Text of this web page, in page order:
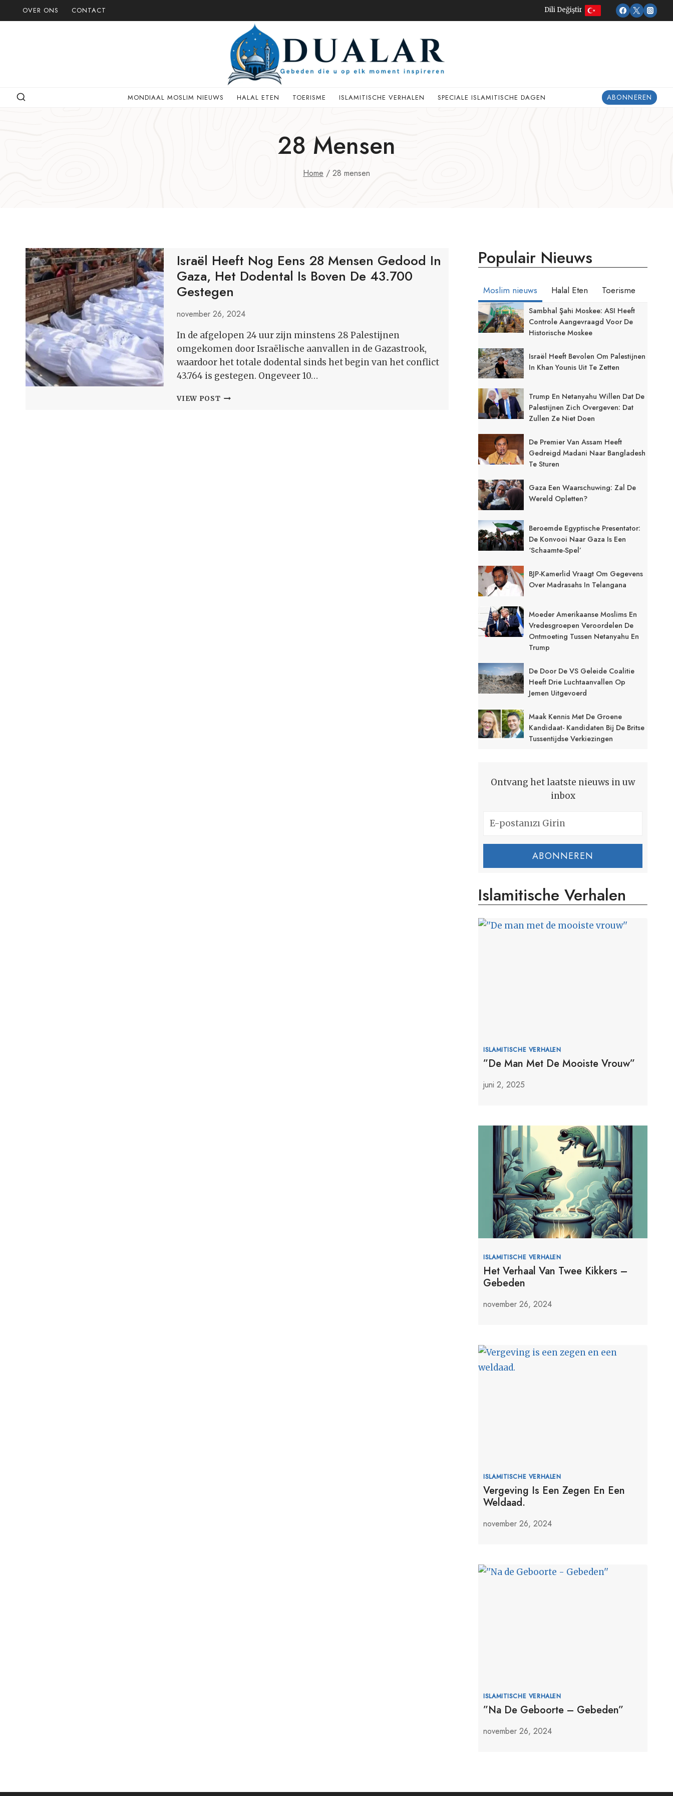
Doorgaan
naar
OVER ONS CONTACT Dili Değiştir
MONDIAAL MOSLIM NIEUWS HALAL ETEN TOERISME ISLAMITISCHE VERHALEN SPECIALE ISLAMITISCHE DAGEN ABONNEREN
28 Mensen
Home / 28 mensen
Israël Heeft Nog Eens 28 Mensen Gedood In
Gaza, Het Dodental Is Boven De 43.700
Gestegen
november 26, 2024
In de afgelopen 24 uur zijn minstens 28 Palestijnen
omgekomen door Israëlische aanvallen in de Gazastrook,
waardoor het totale dodental sinds het begin van het conflict
43.764 is gestegen. Ongeveer 10…
VIEW POSTISRAËL
Populair Nieuws
Moslim nieuws Halal Eten Toerisme
Sambhal Şahi Moskee: ASI Heeft
Controle Aangevraagd Voor De
Historische Moskee
Israël Heeft Bevolen Om Palestijnen
In Khan Younis Uit Te Zetten
Trump En Netanyahu Willen Dat De
Palestijnen Zich Overgeven: Dat
Zullen Ze Niet Doen
De Premier Van Assam Heeft
Gedreigd Madani Naar Bangladesh
Te Sturen
Gaza Een Waarschuwing: Zal De
Wereld Opletten?
Beroemde Egyptische Presentator:
De Konvooi Naar Gaza Is Een
‘schaamte-Spel’
BJP-Kamerlid Vraagt Om Gegevens
Over Madrasahs In Telangana
Moeder Amerikaanse Moslims En
Vredesgroepen Veroordelen De
Ontmoeting Tussen Netanyahu En
Trump
De Door De VS Geleide Coalitie
Heeft Drie Luchtaanvallen Op
Jemen Uitgevoerd
Maak Kennis Met De Groene
Kandidaat- Kandidaten Bij De Britse
Tussentijdse Verkiezingen
Ontvang het laatste nieuws in uw
inbox
ABONNEREN
Islamitische Verhalen
ISLAMITISCHE VERHALEN
”De Man Met De Mooiste Vrouw”
juni 2, 2025
ISLAMITISCHE VERHALEN
Het Verhaal Van Twee Kikkers –
Gebeden
november 26, 2024
ISLAMITISCHE VERHALEN
Vergeving Is Een Zegen En Een
Weldaad.
november 26, 2024
ISLAMITISCHE VERHALEN
”Na De Geboorte – Gebeden”
november 26, 2024